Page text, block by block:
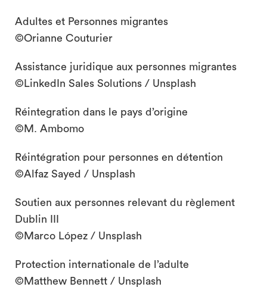
Adultes et Personnes migrantes
©Orianne Couturier
Assistance juridique aux personnes migrantes
©LinkedIn Sales Solutions / Unsplash
Réintegration dans le pays d’origine
©M. Ambomo
Réintégration pour personnes en détention
©Alfaz Sayed / Unsplash
Soutien aux personnes relevant du règlement
Dublin III
©Marco López / Unsplash
Protection internationale de l’adulte
©Matthew Bennett / Unsplash